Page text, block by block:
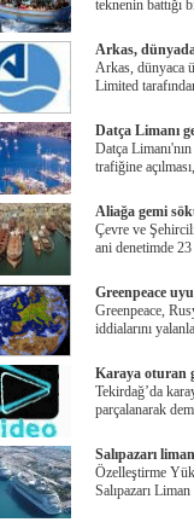
teknenin
Arkas,
Arkas, dünyaca
Limited
Datça Limanı
Datça
trafiğine
Aliağa gemi
Çevre ve
ani denetimde
Greenpeace
Greenpeace,
iddialarını
Karaya oturan
Tekirdağ’da
parçalanarak
Salıpazarı
Özelleştirme
Salıpazarı